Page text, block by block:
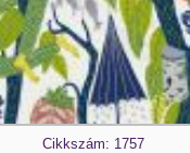
Cikkszám: 1757